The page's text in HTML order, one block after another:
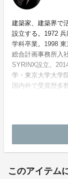
建築家、建築界で
設立する。1972
学科卒業。1998
総合計画事務所入
SYRINX設立。
学・東京大学大学
国内外で受賞歴多数
このアイテム